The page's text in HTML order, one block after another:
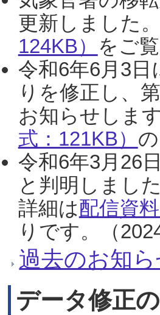
更新しました
124KB） をご
令和6年6月3
りを修正し、
お知らせしま
式：121KB）
令和6年3月26
と判明しまし
詳細は配信資
りです。（
過去のお知ら
データ修正